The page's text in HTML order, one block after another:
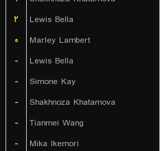
۲
Lewis Bella
۰
Marley Lambert
-
Lewis Bella
-
Simone Kay
-
Shakhnoza Khatamova
-
Tianmei Wang
-
Mika Ikemori